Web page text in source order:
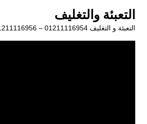
المحتوى
التعبئة والتغليف
التعبئة و التغليف 01211116954 – 01211116956 – 01211116958